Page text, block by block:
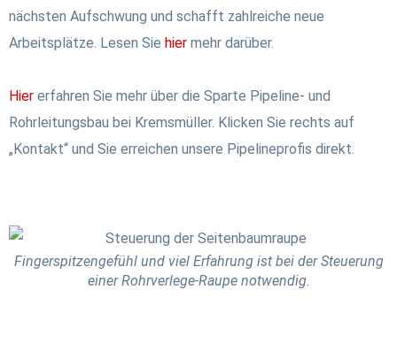
nächsten Aufschwung und schafft zahlreiche neue
Arbeitsplätze. Lesen Sie hier mehr darüber.
Hier erfahren Sie mehr über die Sparte Pipeline- und
Rohrleitungsbau bei Kremsmüller. Klicken Sie rechts auf
„Kontakt“ und Sie erreichen unsere Pipelineprofis direkt.
Fingerspitzengefühl und viel Erfahrung ist bei der Steuerung
einer Rohrverlege-Raupe notwendig.